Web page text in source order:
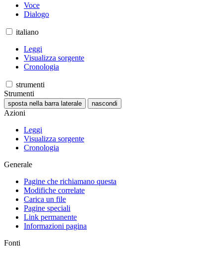
Voce
Dialogo
italiano
Leggi
Visualizza sorgente
Cronologia
strumenti
Strumenti
sposta nella barra laterale nascondi
Azioni
Leggi
Visualizza sorgente
Cronologia
Generale
Pagine che richiamano questa
Modifiche correlate
Carica un file
Pagine speciali
Link permanente
Informazioni pagina
Fonti